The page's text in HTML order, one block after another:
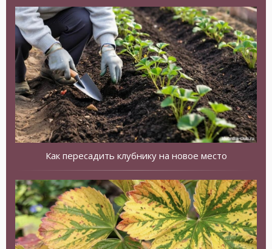
Как пересадить клубнику на новое место